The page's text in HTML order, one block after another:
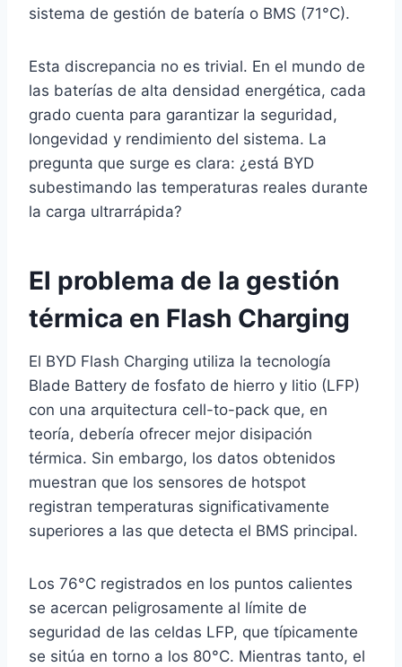
sistema de gestión de batería o BMS (71°C).
Esta discrepancia no es trivial. En el mundo de
las baterías de alta densidad energética, cada
grado cuenta para garantizar la seguridad,
longevidad y rendimiento del sistema. La
pregunta que surge es clara: ¿está BYD
subestimando las temperaturas reales durante
la carga ultrarrápida?
El problema de la gestión
térmica en Flash Charging
El BYD Flash Charging utiliza la tecnología
Blade Battery de fosfato de hierro y litio (LFP)
con una arquitectura cell-to-pack que, en
teoría, debería ofrecer mejor disipación
térmica. Sin embargo, los datos obtenidos
muestran que los sensores de hotspot
registran temperaturas significativamente
superiores a las que detecta el BMS principal.
Los 76°C registrados en los puntos calientes
se acercan peligrosamente al límite de
seguridad de las celdas LFP, que típicamente
se sitúa en torno a los 80°C. Mientras tanto, el